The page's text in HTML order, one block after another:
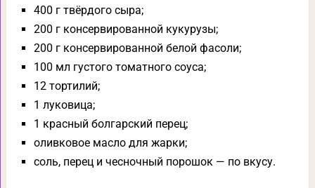
400 г твёрдого сыра;
200 г консервированной кукурузы;
200 г консервированной белой фасоли;
100 мл густого томатного соуса;
12 тортилий;
1 луковица;
1 красный болгарский перец;
оливковое масло для жарки;
соль, перец и чесночный порошок — по вкусу.